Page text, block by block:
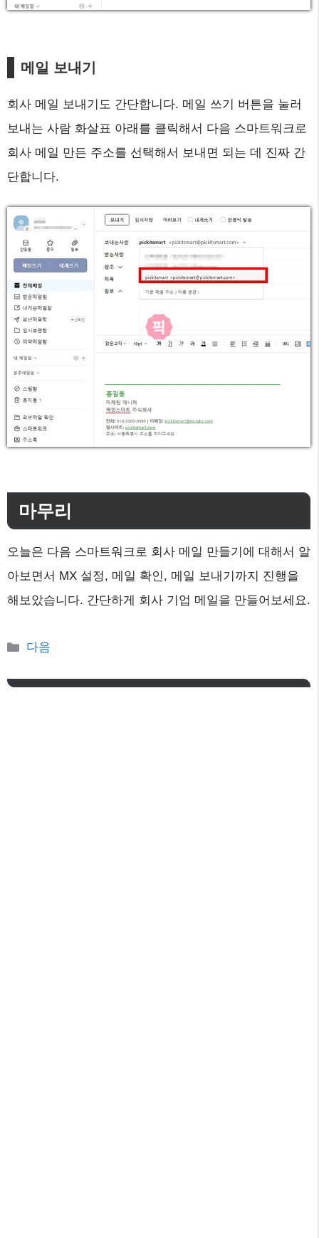
메일 보내기
회사 메일 보내기도 간단합니다. 메일 쓰기 버튼을 눌러
보내는 사람 화살표 아래를 클릭해서 다음 스마트워크로
회사 메일 만든 주소를 선택해서 보내면 되는 데 진짜 간
단합니다.
마무리
오늘은 다음 스마트워크로 회사 메일 만들기에 대해서 알
아보면서 MX 설정, 메일 확인, 메일 보내기까지 진행을
해보았습니다. 간단하게 회사 기업 메일을 만들어보세요.
카
고
다음